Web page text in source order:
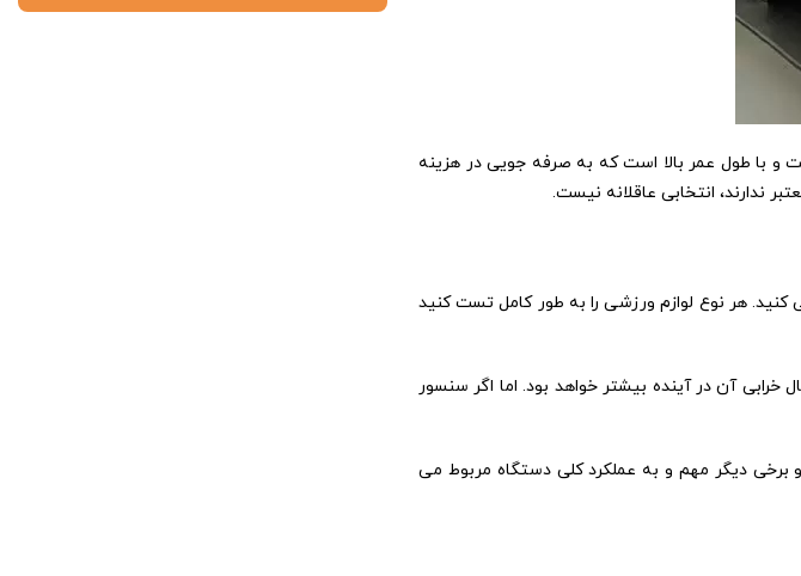
و با طول عمر بالا است که به صرفه جویی در هزینه
ندارند، انتخابی عاقلانه نیست.
هر نوع لوازم ورزشی را به طور کامل تست کنید
آن در آینده بیشتر خواهد بود. اما اگر سنسور
دیگر مهم و به عملکرد کلی دستگاه مربوط می